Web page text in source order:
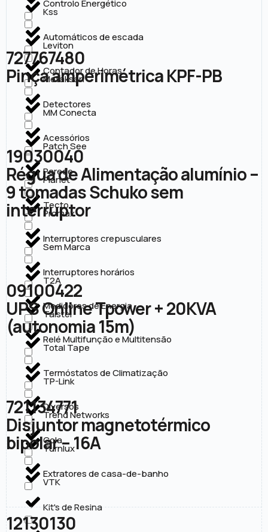
Controlo Energético
Automáticos de escada
Contador de Horas
Detectores
Acessórios
Parede
Tecto
Interruptores crepusculares
Interruptores horários
Medidores de Energia
Relé Multifunção e Multitensão
Termóstatos de Climatização
Diversos
Cola
Extratores de casa-de-banho
Kit's de Resina
Kss
Leviton
Metaksan
MM Conecta
Patch See
Planet
Promax
Sem Marca
T2A
Taistel
Total Tape
TP-Link
Trend Networks
Turnlux
VTK
727767480
Pinça amperimétrica KPF-PB
19030040
Régua de Alimentação alumínio –
9 tomadas Schuko sem
interruptor
09100422
UPS Online Tpower + 20KVA
(autonomia 15m)
721134771
Disjuntor magnetotérmico
bipolar – 16A
12130130